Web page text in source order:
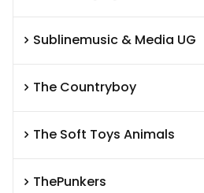
Sublinemusic & Media UG
The Countryboy
The Soft Toys Animals
ThePunkers